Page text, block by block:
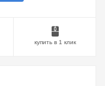
купить в 1 клик